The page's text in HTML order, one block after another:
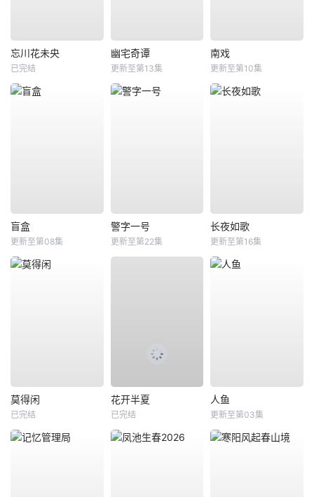
忘川花未央
已完结
幽宅奇谭
更新至第13集
南戏
更新至第10集
盲盒
更新至第08集
警字一号
更新至第22集
长夜如歌
更新至第16集
莫得闲
已完结
花开半夏
已完结
人鱼
更新至第03集